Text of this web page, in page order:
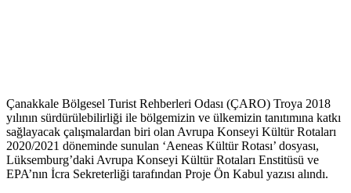
Çanakkale Bölgesel Turist Rehberleri Odası (ÇARO) Troya 2018
yılının sürdürülebilirliği ile bölgemizin ve ülkemizin tanıtımına katkı
sağlayacak çalışmalardan biri olan Avrupa Konseyi Kültür Rotaları
2020/2021 döneminde sunulan ‘Aeneas Kültür Rotası’ dosyası,
Lüksemburg’daki Avrupa Konseyi Kültür Rotaları Enstitüsü ve
EPA’nın İcra Sekreterliği tarafından Proje Ön Kabul yazısı alındı.